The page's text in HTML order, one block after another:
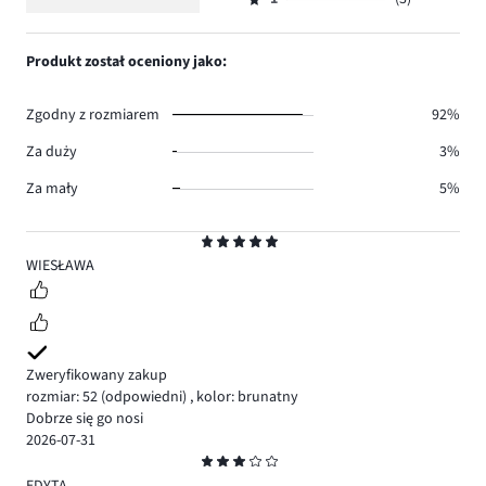
5
WIESŁAWA
Zweryfikowany zakup
rozmiar: 52 (odpowiedni) , kolor: brunatny
Dobrze się go nosi
2026-07-31
Ocena
1,
Produkt został oceniony jako:
Zgodny z rozmiarem
92%
Za duży
3%
Za mały
5%